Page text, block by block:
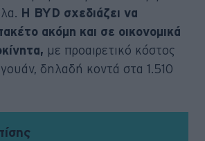
Η BYD σχεδιάζει να
ακόμη και σε οικονομικά
με προαιρετικό κόστος
δηλαδή κοντά στα 1.510